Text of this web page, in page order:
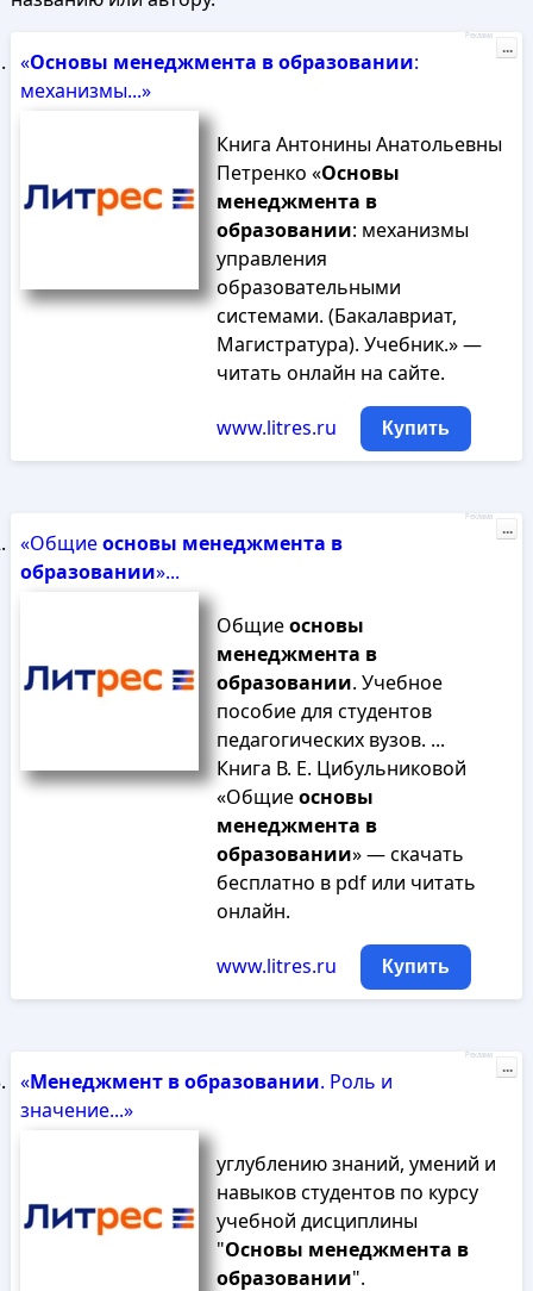
«Основы менеджмента вобразовании:
механизмы...»
Книга Антонины Анатольевны
Петренко «Основы
менеджмента в
образовании: механизмы
управления
образовательными
системами. (Бакалавриат,
Магистратура). Учебник.» —
читать онлайн на сайте.
www.litres.ru Купить
Реклама
...
«Общиеосновы менеджмента в
образовании»...
Общиеосновы
менеджмента в
образовании. Учебное
пособие для студентов
педагогических вузов. ...
Книга В. Е. Цибульниковой
«Общиеосновы
менеджмента в
образовании» — скачать
бесплатно в pdf или читать
онлайн.
www.litres.ru Купить
Реклама
...
«Менеджмент вобразовании. Роль и
значение...»
углублению знаний, умений и
навыков студентов по курсу
учебной дисциплины
"Основы менеджмента в
образовании".
Реклама
...